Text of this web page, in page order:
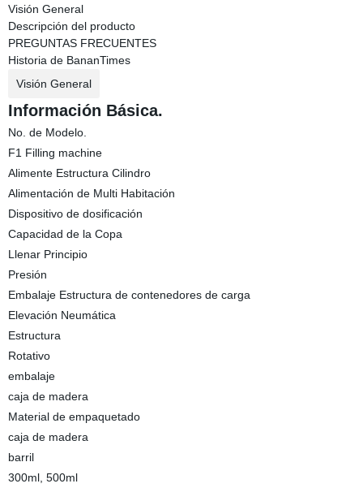
Visión General
Descripción del producto
PREGUNTAS FRECUENTES
Historia de BananTimes
Visión General
Información Básica.
No. de Modelo.
F1 Filling machine
Alimente Estructura Cilindro
Alimentación de Multi Habitación
Dispositivo de dosificación
Capacidad de la Copa
Llenar Principio
Presión
Embalaje Estructura de contenedores de carga
Elevación Neumática
Estructura
Rotativo
embalaje
caja de madera
Material de empaquetado
caja de madera
barril
300ml, 500ml